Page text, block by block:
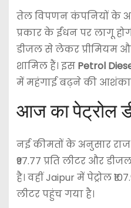
तेल विपणन कंपनियों के
प्रकार के ईंधन पर लागू
डीजल से लेकर प्रीमियम
शामिल हैं। इस Petrol
में महंगाई बढ़ने की आशंका
आज का पेट्रोल
नई कीमतों के अनुसार
₹97.77 प्रति लीटर और
है। वहींJaipurमें पेट्रोल
लीटर पहुंच गया है।